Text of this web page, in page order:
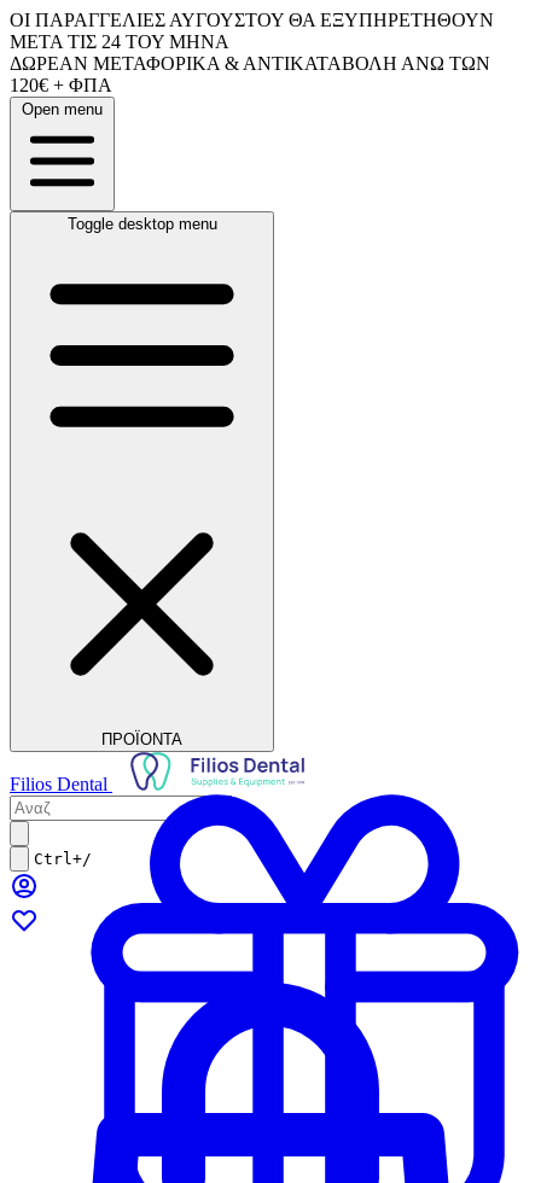
ΟΙ ΠΑΡΑΓΓΕΛΙΕΣ ΑΥΓΟΥΣΤΟΥ ΘΑ ΕΞΥΠΗΡΕΤΗΘΟΥΝ
ΜΕΤΑ ΤΙΣ 24 ΤΟΥ ΜΗΝΑ
ΔΩΡΕΑΝ ΜΕΤΑΦΟΡΙΚΑ & ΑΝΤΙΚΑΤΑΒΟΛΗ ΑΝΩ ΤΩΝ
120€ + ΦΠΑ
Open menu
Toggle desktop menu
ΠΡΟΪΟΝΤΑ
Filios Dental
Ctrl+/